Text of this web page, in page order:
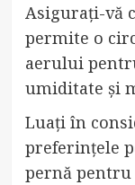
Asigurați-vă
permite o
aerului
umiditate și
Luați în
preferințele
pernă pentru